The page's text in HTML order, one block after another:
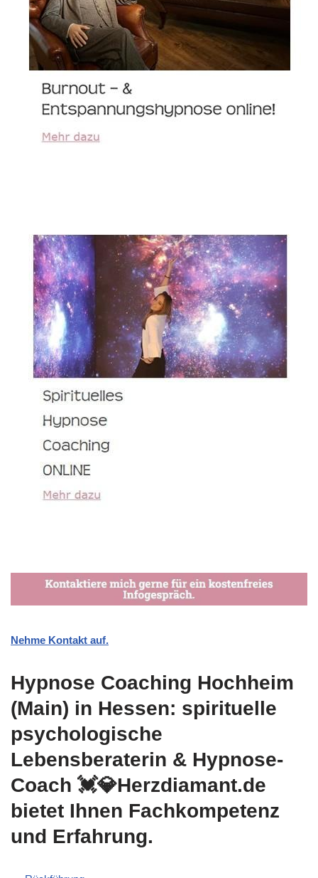
Nehme Kontakt auf.
Hypnose Coaching Hochheim
(Main) in Hessen: spirituelle
psychologische
Lebensberaterin & Hypnose-
Coach 💓️💎Herzdiamant.de
bietet Ihnen Fachkompetenz
und Erfahrung.